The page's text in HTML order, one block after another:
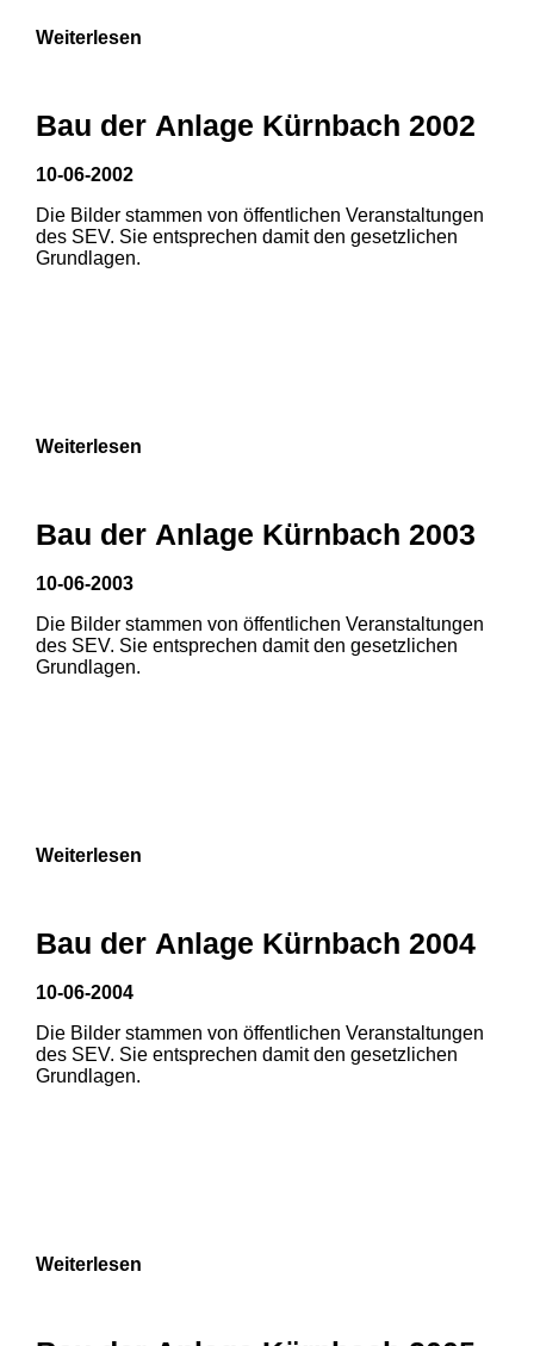
1 2 3
Weiterlesen
Bau der Anlage Kürnbach 2002
10-06-2002
Die Bilder stammen von öffentlichen Veranstaltungen
des SEV. Sie entsprechen damit den gesetzlichen
Grundlagen.
Weiterlesen
Bau der Anlage Kürnbach 2003
10-06-2003
Die Bilder stammen von öffentlichen Veranstaltungen
des SEV. Sie entsprechen damit den gesetzlichen
Grundlagen.
Weiterlesen
Bau der Anlage Kürnbach 2004
10-06-2004
Die Bilder stammen von öffentlichen Veranstaltungen
des SEV. Sie entsprechen damit den gesetzlichen
Grundlagen.
Weiterlesen